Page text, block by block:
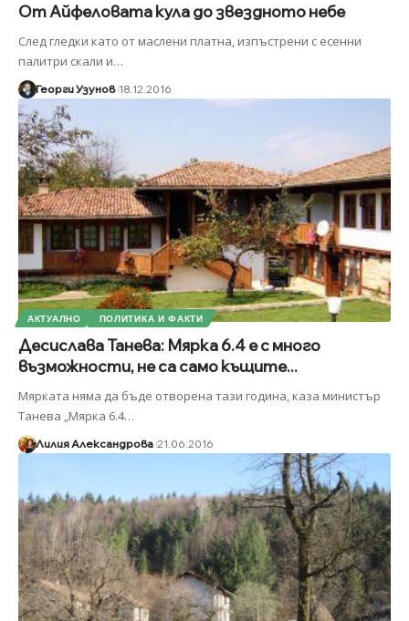
От Айфеловата кула до звездното небе
След гледки като от маслени платна, изпъстрени с есенни
палитри скали и…
Георги Узунов 18.12.2016
АКТУАЛНО ПОЛИТИКА И ФАКТИ
Десислава Танева: Мярка 6.4 е с много
възможности, не са само къщите...
Мярката няма да бъде отворена тази година, каза министър
Танева „Мярка 6.4…
Лилия Александрова 21.06.2016